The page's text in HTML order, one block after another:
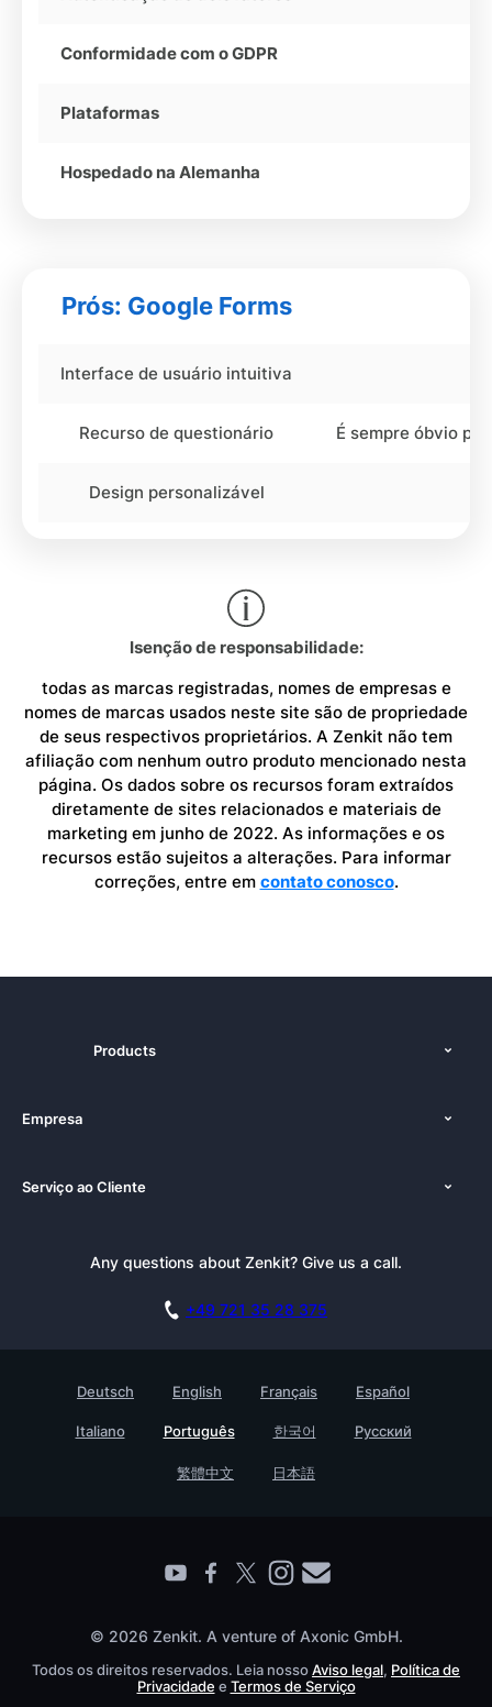
Conformidade com o GDPR
Plataformas
Hospedado na Alemanha
Prós: Google Forms
Interface de usuário intuitiva
Recurso de questionário É sempre óbvio
Design personalizável
Isenção de responsabilidade:
todas as marcas registradas, nomes de empresas e
nomes de marcas usados neste site são de propriedade
de seus respectivos proprietários. A Zenkit não tem
afiliação com nenhum outro produto mencionado nesta
página. Os dados sobre os recursos foram extraídos
diretamente de sites relacionados e materiais de
marketing em junho de 2022. As informações e os
recursos estão sujeitos a alterações. Para informar
correções, entre em contato conosco.
Products
Documentação
Empresa
Imprensa
Academia
Empreedimento
Ache um companheiro
Serviço ao Cliente
Boletim Informativo
Contato
Any questions about Zenkit? Give us a call.
+49 721 35 28 375
Deutsch English Français Español
Italiano Português 한국어 Русский
繁體中文 日本語
© 2026 Zenkit. A venture of Axonic GmbH.
Todos os direitos reservados. Leia nossoAviso legal, Política de
Privacidade e Termos de Serviço